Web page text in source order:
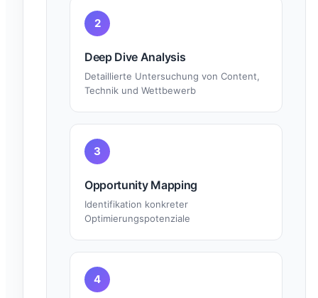
2
Deep Dive Analysis
Detaillierte Untersuchung von Content,
Technik und Wettbewerb
3
Opportunity Mapping
Identifikation konkreter
Optimierungspotenziale
4